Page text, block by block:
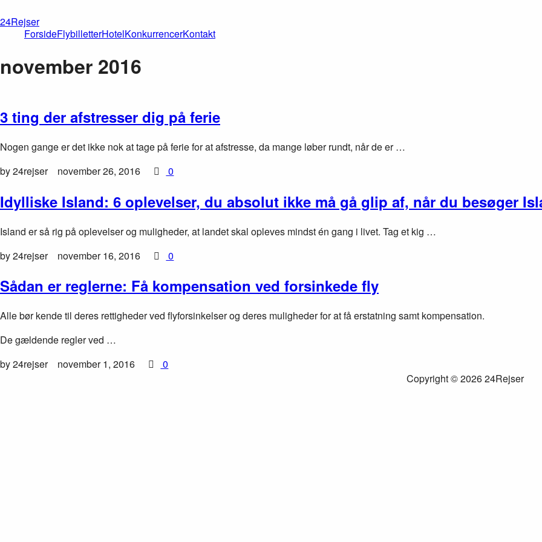
24Rejser
ForsideFlybilletterHotelKonkurrencerKontakt
november 2016
3 ting der afstresser dig på ferie
Nogen gange er det ikke nok at tage på ferie for at afstresse, da mange løber rundt, når de er …
by 24rejser
november 26, 2016 0
Idylliske Island: 6 oplevelser, du absolut ikke må gå glip af, når du besøger
Island er så rig på oplevelser og muligheder, at landet skal opleves mindst én gang i livet. Tag et kig …
by 24rejser
november 16, 2016 0
Sådan er reglerne: Få kompensation ved forsinkede fly
Alle bør kende til deres rettigheder ved flyforsinkelser og deres muligheder for at få erstatning samt kompensation.
De gældende regler ved …
by 24rejser
november 1, 2016
0
Copyright © 2026 24Rejser